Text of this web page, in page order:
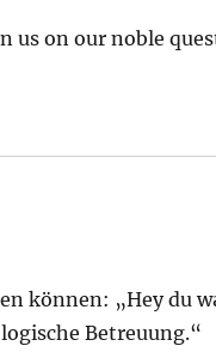
us on our noble
können: „Hey du
Betreuung.“